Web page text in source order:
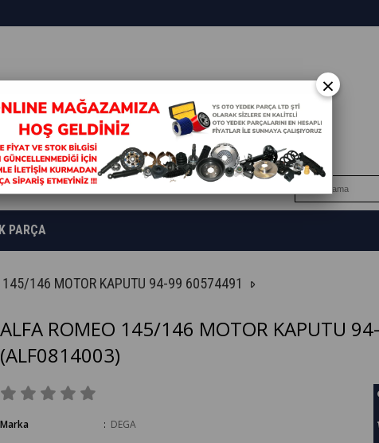
PARÇA
145/146 MOTOR KAPUTU 94-99 60574491
ALFA ROMEO 145/146 MOTOR KAPUTU
(ALF0814003)
Marka : DEGA
×